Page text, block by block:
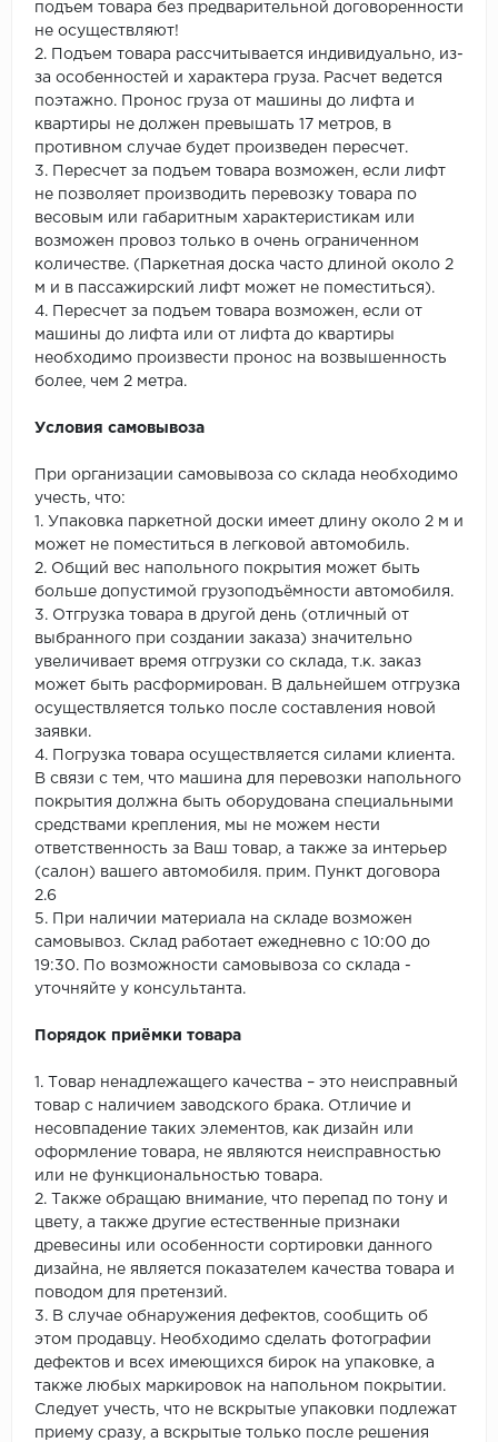
подъем товара без предварительной договоренности
не осуществляют!
2. Подъем товара рассчитывается индивидуально, из-
за особенностей и характера груза. Расчет ведется
поэтажно. Пронос груза от машины до лифта и
квартиры не должен превышать 17 метров, в
противном случае будет произведен пересчет.
3. Пересчет за подъем товара возможен, если лифт
не позволяет производить перевозку товара по
весовым или габаритным характеристикам или
возможен провоз только в очень ограниченном
количестве. (Паркетная доска часто длиной около 2
м и в пассажирский лифт может не поместиться).
4. Пересчет за подъем товара возможен, если от
машины до лифта или от лифта до квартиры
необходимо произвести пронос на возвышенность
более, чем 2 метра.
Условия самовывоза
При организации самовывоза со склада необходимо
учесть, что:
1. Упаковка паркетной доски имеет длину около 2 м и
может не поместиться в легковой автомобиль.
2. Общий вес напольного покрытия может быть
больше допустимой грузоподъёмности автомобиля.
3. Отгрузка товара в другой день (отличный от
выбранного при создании заказа) значительно
увеличивает время отгрузки со склада, т.к. заказ
может быть расформирован. В дальнейшем отгрузка
осуществляется только после составления новой
заявки.
4. Погрузка товара осуществляется силами клиента.
В связи с тем, что машина для перевозки напольного
покрытия должна быть оборудована специальными
средствами крепления, мы не можем нести
ответственность за Ваш товар, а также за интерьер
(салон) вашего автомобиля. прим. Пункт договора
2.6
5. При наличии материала на складе возможен
самовывоз. Склад работает ежедневно с 10:00 до
19:30. По возможности самовывоза со склада -
уточняйте у консультанта.
Порядок приёмки товара
1. Товар ненадлежащего качества – это неисправный
товар с наличием заводского брака. Отличие и
несовпадение таких элементов, как дизайн или
оформление товара, не являются неисправностью
или не функциональностью товара.
2. Также обращаю внимание, что перепад по тону и
цвету, а также другие естественные признаки
древесины или особенности сортировки данного
дизайна, не является показателем качества товара и
поводом для претензий.
3. В случае обнаружения дефектов, сообщить об
этом продавцу. Необходимо сделать фотографии
дефектов и всех имеющихся бирок на упаковке, а
также любых маркировок на напольном покрытии.
Следует учесть, что не вскрытые упаковки подлежат
приему сразу, а вскрытые только после решения